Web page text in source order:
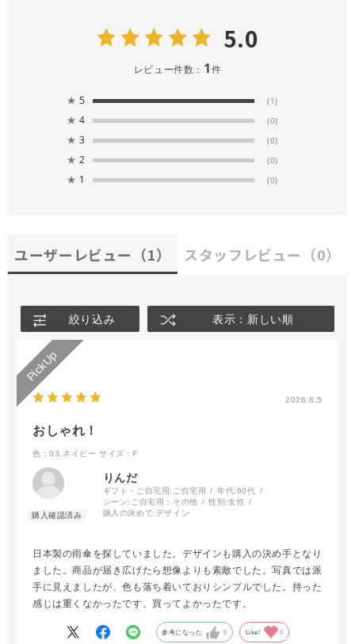
5.0
レビュー件数： 1件
★ 5 (1)
★ 4 (0)
★ 3 (0)
★ 2 (0)
★ 1 (0)
ユーザーレビュー （1） スタッフレビュー （0）
絞り込み 表示：新しい順
2026.8.5
おしゃれ！
色：03.ネイビー サイズ：F
りんだ
ギフト・ご自宅用: ご自宅用 年代:60代
シーン: ご自宅用：その他 性別:女性
購入の決めて: デザイン
日本製の雨傘を探していました。デザインも購入の決め手となり
ました。商品が届き広げたら想像よりも素敵でした。写真では派
手に見えましたが、色も落ち着いておりシンプルでした。持った
感じは重くなかったです。買ってよかったです。
参考になった 0 Like! 0